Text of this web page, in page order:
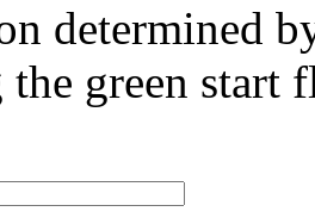
determined
the green start